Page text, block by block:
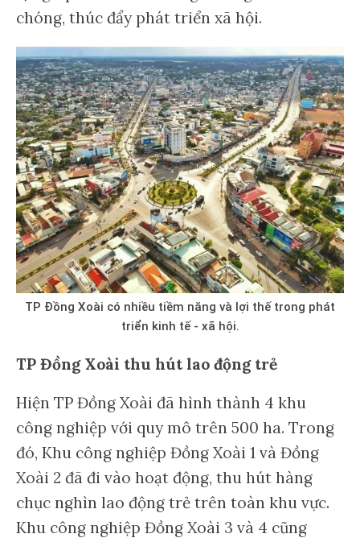
chóng, thúc đẩy phát triển xã hội.
TP Đồng Xoài có nhiều tiềm năng và lợi thế trong phát
triển kinh tế - xã hội.
TP Đồng Xoài thu hút lao động trẻ
Hiện TP Đồng Xoài đã hình thành 4 khu
công nghiệp với quy mô trên 500 ha. Trong
đó, Khu công nghiệp Đồng Xoài 1 và Đồng
Xoài 2 đã đi vào hoạt động, thu hút hàng
chục nghìn lao động trẻ trên toàn khu vực.
Khu công nghiệp Đồng Xoài 3 và 4 cũng